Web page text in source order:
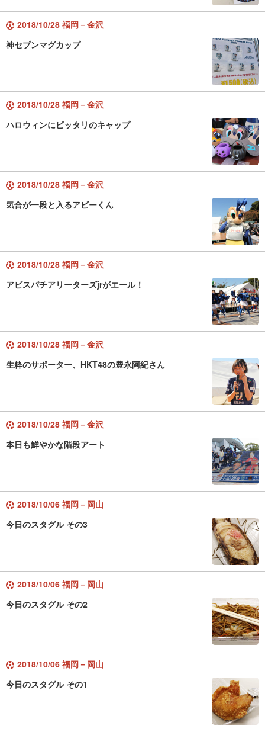
2018/10/28 福岡－金沢
神セブンマグカップ
2018/10/28 福岡－金沢
ハロウィンにピッタリのキャップ
2018/10/28 福岡－金沢
気合が一段と入るアビーくん
2018/10/28 福岡－金沢
アビスパチアリーターズjrがエール！
2018/10/28 福岡－金沢
生粋のサポーター、HKT48の豊永阿紀さん
2018/10/28 福岡－金沢
本日も鮮やかな階段アート
2018/10/06 福岡－岡山
今日のスタグル その3
2018/10/06 福岡－岡山
今日のスタグル その2
2018/10/06 福岡－岡山
今日のスタグル その1